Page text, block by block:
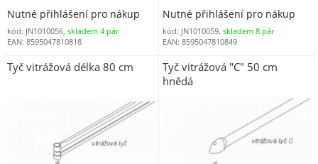
Nutné přihlášení pro nákup
kód: JN1010056, skladem 4 pár
EAN: 8595047810818
Nutné přihlášení pro nákup
kód: JN1010059,skladem 8 pár
EAN: 8595047810849
Tyč vitrážová délka 80 cm
Tyč vitrážová "C" 50 cm
hnědá